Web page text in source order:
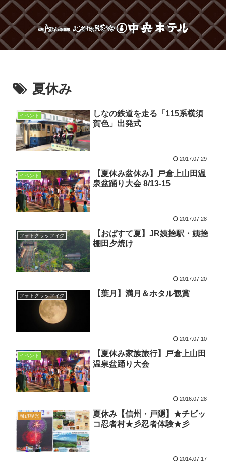
夏休み
イベント
しなの鉄道を走る「115系横須
賀色」出発式
2017.07.29
イベント
【夏休み盆休み】戸倉上山田温
泉盆踊り大会 8/13-15
2017.07.28
フォトグラッフィク
【おばすて夏】JR姨捨駅・姨捨
棚田夕焼け
2017.07.20
フォトグラッフィク 【葉月】満月＆ホタル観賞
2017.07.10
イベント
【夏休み家族旅行】戸倉上山田
温泉盆踊り大会
2016.07.28
周辺観光
夏休み【信州・戸隠】★チビッ
コ忍者村★彡忍者体験★彡
2014.07.17